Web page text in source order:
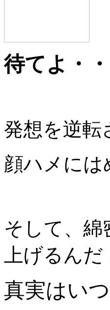
待てよ・・
発想を逆転
顔ハメには
そして、綿
上げるんだ
真実はい